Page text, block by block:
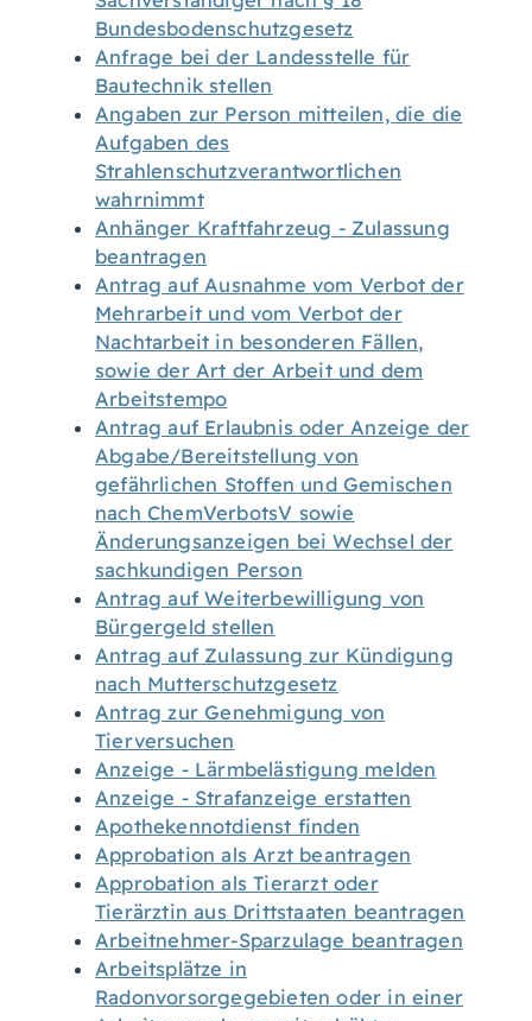
Bundesbodenschutzgesetz
Anfrage bei der Landesstelle für
Bautechnik stellen
Angaben zur Person mitteilen, die die
Aufgaben des
Strahlenschutzverantwortlichen
wahrnimmt
Anhänger Kraftfahrzeug - Zulassung
beantragen
Antrag auf Ausnahme vom Verbot der
Mehrarbeit und vom Verbot der
Nachtarbeit in besonderen Fällen,
sowie der Art der Arbeit und dem
Arbeitstempo
Antrag auf Erlaubnis oder Anzeige der
Abgabe/Bereitstellung von
gefährlichen Stoffen und Gemischen
nach ChemVerbotsV sowie
Änderungsanzeigen bei Wechsel der
sachkundigen Person
Antrag auf Weiterbewilligung von
Bürgergeld stellen
Antrag auf Zulassung zur Kündigung
nach Mutterschutzgesetz
Antrag zur Genehmigung von
Tierversuchen
Anzeige - Lärmbelästigung melden
Anzeige - Strafanzeige erstatten
Apothekennotdienst finden
Approbation als Arzt beantragen
Approbation als Tierarzt oder
Tierärztin aus Drittstaaten beantragen
Arbeitnehmer-Sparzulage beantragen
Arbeitsplätze in
Radonvorsorgegebieten oder in einer